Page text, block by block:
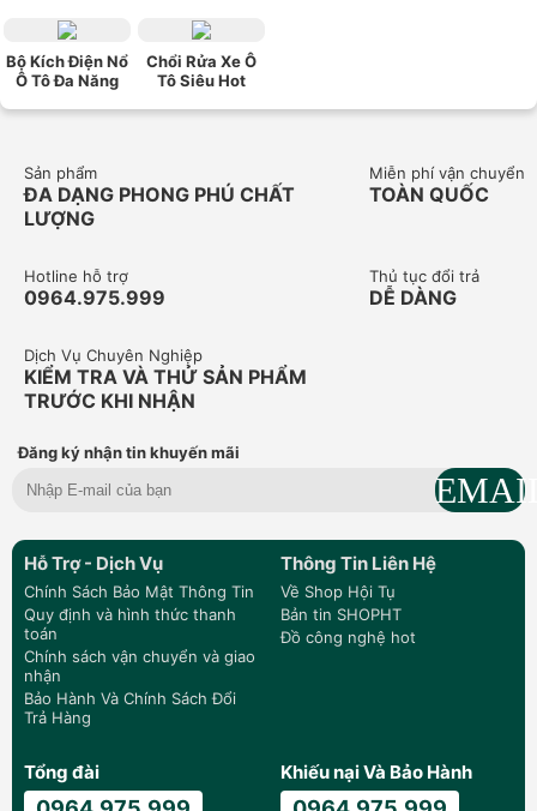
Bộ Kích Điện Nổ
Ô Tô Đa Năng
Chổi Rửa Xe Ô
Tô Siêu Hot
Sản phẩm
ĐA DẠNG PHONG PHÚ CHẤT
LƯỢNG
Miễn phí vận chuyển
TOÀN QUỐC
Hotline hỗ trợ
0964.975.999
Thủ tục đổi trả
DỄ DÀNG
Dịch Vụ Chuyên Nghiệp
KIỂM TRA VÀ THỬ SẢN PHẨM
TRƯỚC KHI NHẬN
Đăng ký nhận tin khuyến mãi
Hỗ Trợ - Dịch Vụ
Chính Sách Bảo Mật Thông Tin
Quy định và hình thức thanh
toán
Chính sách vận chuyển và giao
nhận
Bảo Hành Và Chính Sách Đổi
Trả Hàng
Thông Tin Liên Hệ
Về Shop Hội Tụ
Bản tin SHOPHT
Đồ công nghệ hot
Tổng đài Khiếu nại Và Bảo Hành